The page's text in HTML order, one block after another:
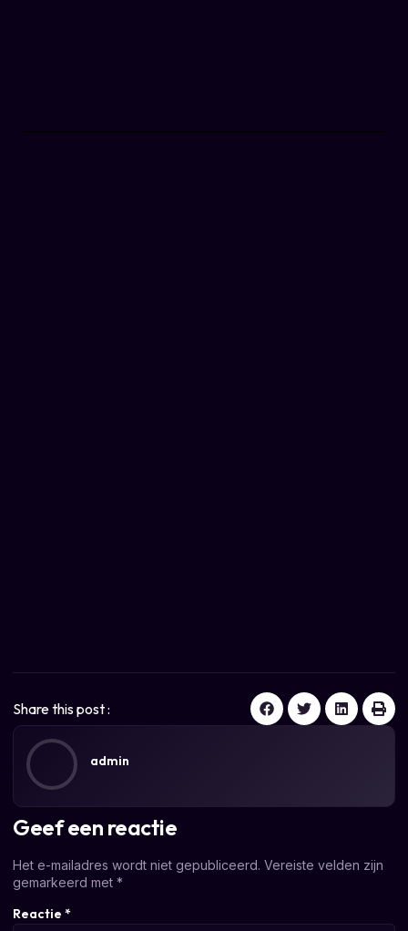
Share this post :
admin
Geef een reactie
Het e-mailadres wordt niet gepubliceerd. Vereiste velden zijn
gemarkeerd met *
Reactie *